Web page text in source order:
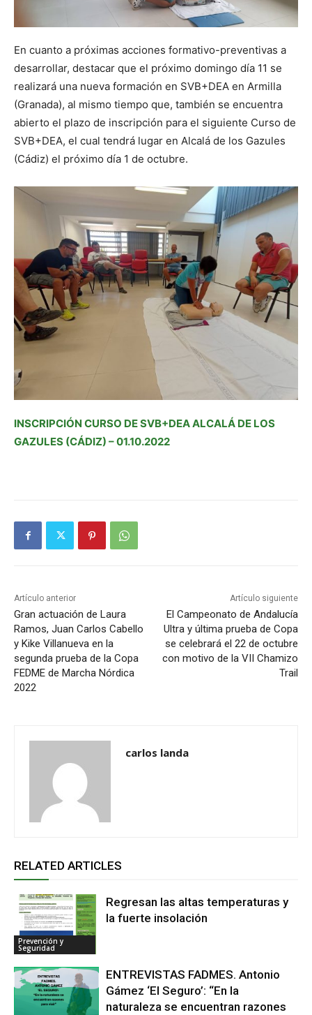
En cuanto a próximas acciones formativo-preventivas a
desarrollar, destacar que el próximo domingo día 11 se
realizará una nueva formación en SVB+DEA en Armilla
(Granada), al mismo tiempo que, también se encuentra
abierto el plazo de inscripción para el siguiente Curso de
SVB+DEA, el cual tendrá lugar en Alcalá de los Gazules
(Cádiz) el próximo día 1 de octubre.
INSCRIPCIÓN CURSO DE SVB+DEA ALCALÁ DE LOS
GAZULES (CÁDIZ) – 01.10.2022
Artículo anterior
Gran actuación de Laura
Ramos, Juan Carlos Cabello
y Kike Villanueva en la
segunda prueba de la Copa
FEDME de Marcha Nórdica
2022
Artículo siguiente
El Campeonato de Andalucía
Ultra y última prueba de Copa
se celebrará el 22 de octubre
con motivo de la VII Chamizo
Trail
carlos landa
RELATED ARTICLES
Prevención y
Seguridad
Regresan las altas temperaturas y
la fuerte insolación
ENTREVISTAS FADMES. Antonio
Gámez ‘El Seguro’: “En la
naturaleza se encuentran razones